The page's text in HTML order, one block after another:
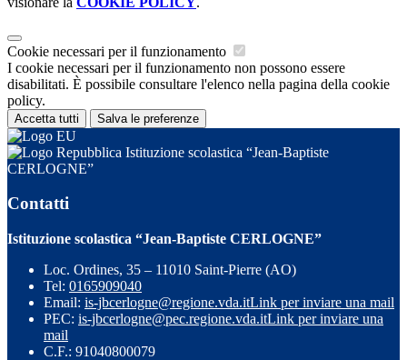
Cookie necessari per il funzionamento
I cookie necessari per il funzionamento non possono essere
disabilitati. È possibile consultare l'elenco nella pagina della cookie
policy.
Accetta tutti Salva le preferenze
Istituzione scolastica “Jean-Baptiste
CERLOGNE”
Contatti
Istituzione scolastica “Jean-Baptiste CERLOGNE”
Loc. Ordines, 35 – 11010 Saint-Pierre (AO)
Tel: 0165909040
Email: is-jbcerlogne@regione.vda.itLink per inviare una mail
PEC: is-jbcerlogne@pec.regione.vda.itLink per inviare una
mail
C.F.: 91040800079